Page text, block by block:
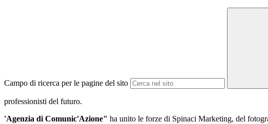
Campo di ricerca per le pagine del sito
professionisti del futuro.
'Agenzia di Comunic'Azione" ha unito le forze di Spinaci Marketing, del